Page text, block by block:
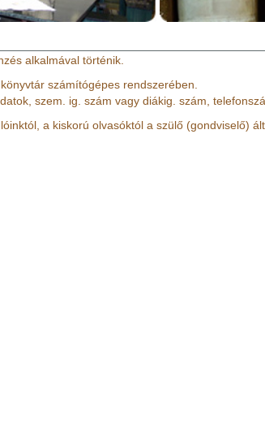
alkalmával történik.
számítógépes rendszerében.
szem. ig. szám vagy diákig. szám,
a kiskorú olvasóktól a szülő (gondviselő)